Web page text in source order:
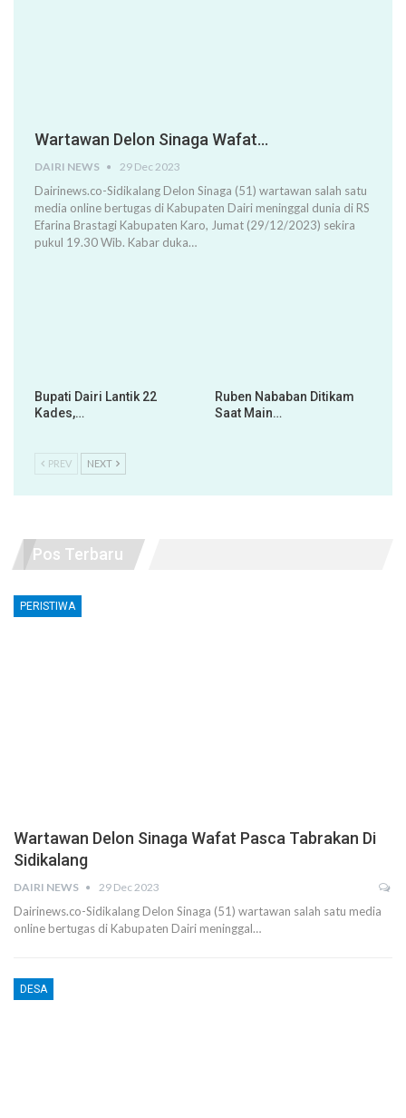
Wartawan Delon Sinaga Wafat…
DAIRI NEWS 29 Dec 2023
Dairinews.co-Sidikalang Delon Sinaga (51) wartawan salah satu
media online bertugas di Kabupaten Dairi meninggal dunia di RS
Efarina Brastagi Kabupaten Karo, Jumat (29/12/2023) sekira
pukul 19.30 Wib. Kabar duka…
Bupati Dairi Lantik 22
Kades,…
Ruben Nababan Ditikam
Saat Main…
PREV NEXT
Pos Terbaru
PERISTIWA
Wartawan Delon Sinaga Wafat Pasca Tabrakan Di
Sidikalang
DAIRI NEWS 29 Dec 2023
Dairinews.co-Sidikalang Delon Sinaga (51) wartawan salah satu media
online bertugas di Kabupaten Dairi meninggal…
DESA